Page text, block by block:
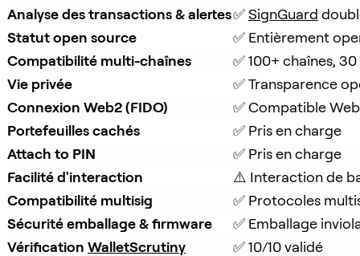
Analyse des transactions & alertes✅ SignGuard
Statut open source
✅ Entièrement
Compatibilité multi-chaînes
✅ 100+ chaînes,
Vie privée
✅ Transparence
Connexion Web2 (FIDO)
✅ Compatible
Portefeuilles cachés
✅ Pris en charge
Attach to PIN
✅ Pris en charge
Facilité d'interaction
⚠️ Interaction de
Compatibilité multisig
✅ Protocoles
Sécurité emballage & firmware
✅ Emballage
Vérification WalletScrutiny
✅ 10/10 validé